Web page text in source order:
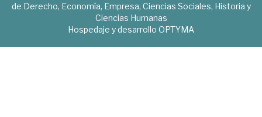
de Derecho, Economía, Empresa, Ciencias Sociales, Historia y
Ciencias Humanas
Hospedaje y desarrollo OPTYMA